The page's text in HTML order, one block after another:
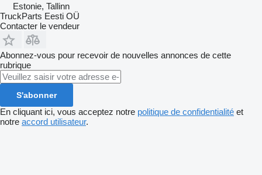
Estonie, Tallinn
TruckParts Eesti OÜ
Contacter le vendeur
Abonnez-vous pour recevoir de nouvelles annonces de cette
rubrique
S'abonner
En cliquant ici, vous acceptez notre politique de confidentialité et
notre accord utilisateur.